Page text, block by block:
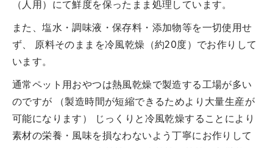
（人用）にて鮮度を保ったまま処理しています。
また、塩水・調味液・保存料・添加物等を一切使用せ
ず、 原料そのままを冷風乾燥（約20度）でお作りして
います。
通常ペット用おやつは熱風乾燥で製造する工場が多い
のですが （製造時間が短縮できるためより大量生産が
可能になります） じっくりと冷風乾燥することにより
素材の栄養・風味を損なわないよう丁寧にお作りして